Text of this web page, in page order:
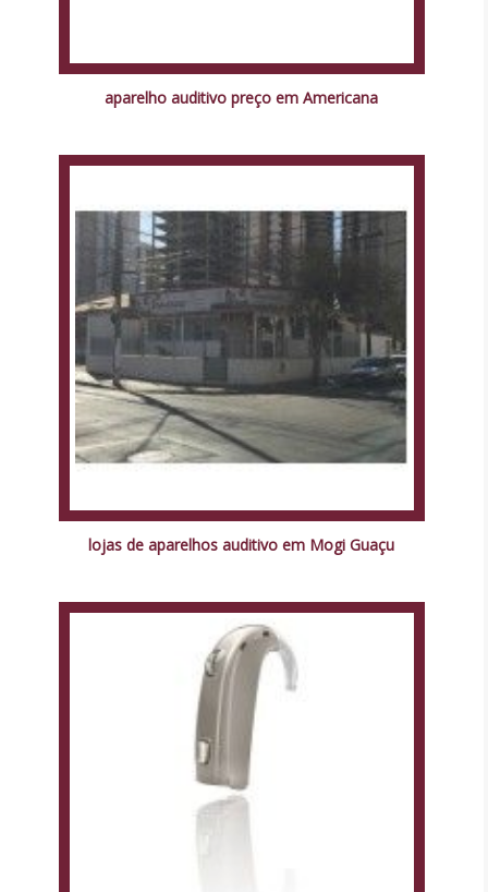
aparelho auditivo preço em Americana
lojas de aparelhos auditivo em Mogi Guaçu